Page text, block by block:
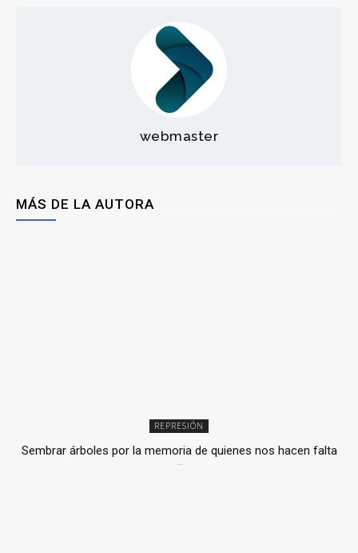
webmaster
MÁS DE LA AUTORA
REPRESIÓN
Sembrar árboles por la memoria de quienes nos hacen falta